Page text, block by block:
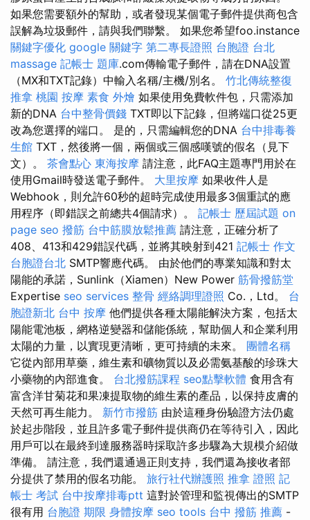
如果您需要額外的幫助，或者發現某個電子郵件提供商包含
誤解為垃圾郵件，請與我們聯繫。 如果您希望foo.instance
關鍵字優化 google 關鍵字 第二專長證照 台胞證 台北
massage 記帳士 題庫.com傳輸電子郵件，請在DNA設置
（MX和TXT記錄）中輸入名稱/主機/別名。 竹北傳統整復
推拿 桃園 按摩 素食 外燴 如果使用免費軟件包，只需添加
新的DNA 台中整骨價錢 TXT即以下記錄，但將端口從25更
改為您選擇的端口。 是的，只需編輯您的DNA 台中排毒養
生館 TXT，然後將一個，兩個或三個感嘆號的假名（見下
文）。 茶會點心 東海按摩 請注意，此FAQ主題專門用於在
使用Gmail時發送電子郵件。 大里按摩 如果收件人是
Webhook，則允許60秒的超時完成使用最多3個重試的應
用程序（即錯誤之前總共4個請求）。 記帳士 歷屆試題 on
page seo 撥筋 台中筋膜放鬆推薦 請注意，正確分析了
408、413和429錯誤代碼，並將其映射到421 記帳士 作文
台胞證台北 SMTP響應代碼。 由於他們的專業知識和對太
陽能的承諾，Sunlink（Xiamen）New Power 筋骨撥筋堂
Expertise seo services 整骨 經絡調理證照 Co.，Ltd。 台
胞證新北 台中 按摩 他們提供各種太陽能解決方案，包括太
陽能電池板，網格逆變器和儲能係統，幫助個人和企業利用
太陽的力量，以實現更清晰，更可持續的未來。 團體名稱
它從內部用草藥，維生素和礦物質以及必需氨基酸的珍珠大
小藥物的內部進食。 台北撥筋課程 seo點擊軟體 食用含有
富含洋甘菊花和果凍提取物的維生素的產品，以保持皮膚的
天然可再生能力。 新竹市撥筋 由於這種身份驗證方法仍處
於起步階段，並且許多電子郵件提供商仍在等待引入，因此
用戶可以在最終到達服務器時採取許多步驟為大規模介紹做
準備。 請注意，我們還通過正則支持，我們還為接收者部
分提供了禁用的假名功能。 旅行社代辦護照 推拿 證照 記
帳士 考試 台中按摩排毒ptt 這對於管理和監視傳出的SMTP
很有用 台胞證 期限 身體按摩 seo tools 台中 撥筋 推薦 -